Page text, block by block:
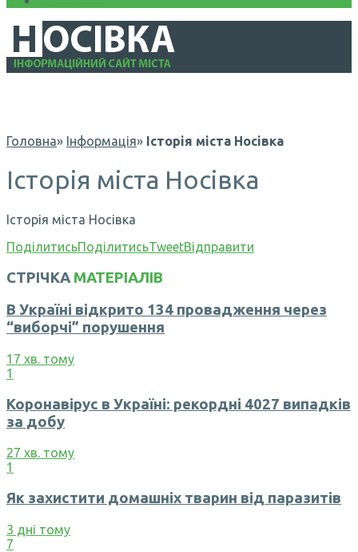
Головна» Інформація» Історія міста Носівка
Історія міста Носівка
Історія міста Носівка
ПоділитисьПоділитисьTweetВідправити
СТРІЧКА МАТЕРІАЛІВ
В Україні відкрито 134 провадження через
“виборчі” порушення
17 хв. тому
1
Коронавірус в Україні: рекордні 4027 випадків
за добу
27 хв. тому
1
Як захистити домашніх тварин від паразитів
3 дні тому
7